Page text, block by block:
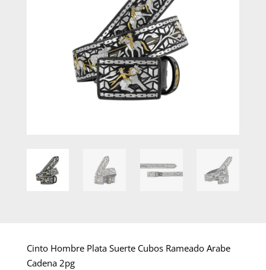
Cinto Hombre Plata Suerte Cubos Rameado Arabe
Cadena 2pg